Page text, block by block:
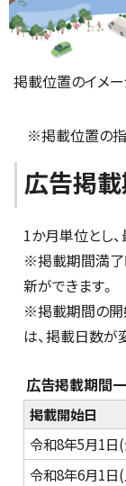
掲載位置のイメ
※掲載位置の指
広告掲
1か月単位とし
※掲載期間満了
新ができます。
※掲載期間の開
は、掲載日数が
広告掲載期間
掲載開始日
令和8年5月1日
令和8年6月1日